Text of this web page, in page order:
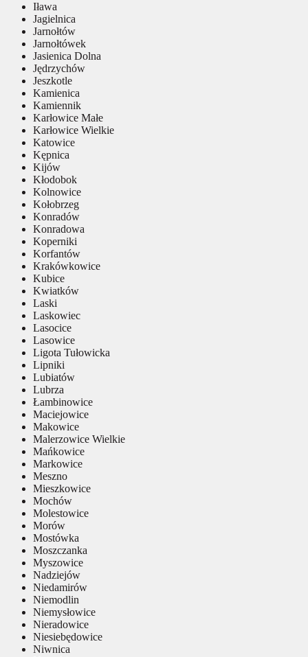
Iława
Jagielnica
Jarnołtów
Jarnołtówek
Jasienica Dolna
Jędrzychów
Jeszkotle
Kamienica
Kamiennik
Karłowice Małe
Karłowice Wielkie
Katowice
Kępnica
Kijów
Kłodobok
Kolnowice
Kołobrzeg
Konradów
Konradowa
Koperniki
Korfantów
Krakówkowice
Kubice
Kwiatków
Laski
Laskowiec
Lasocice
Lasowice
Ligota Tułowicka
Lipniki
Lubiatów
Lubrza
Łambinowice
Maciejowice
Makowice
Malerzowice Wielkie
Mańkowice
Markowice
Meszno
Mieszkowice
Mochów
Molestowice
Morów
Mostówka
Moszczanka
Myszowice
Nadziejów
Niedamirów
Niemodlin
Niemysłowice
Nieradowice
Niesiebędowice
Niwnica